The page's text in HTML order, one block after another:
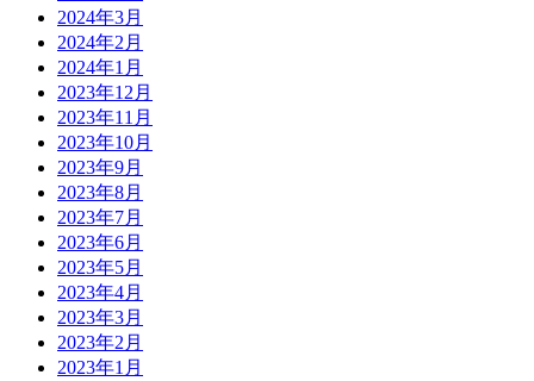
2024年3月
2024年2月
2024年1月
2023年12月
2023年11月
2023年10月
2023年9月
2023年8月
2023年7月
2023年6月
2023年5月
2023年4月
2023年3月
2023年2月
2023年1月